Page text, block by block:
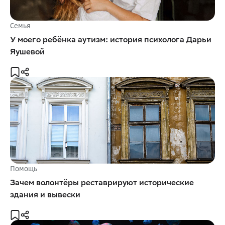
Семья
У моего ребёнка аутизм: история психолога Дарьи
Яушевой
Помощь
Зачем волонтёры реставрируют исторические
здания и вывески